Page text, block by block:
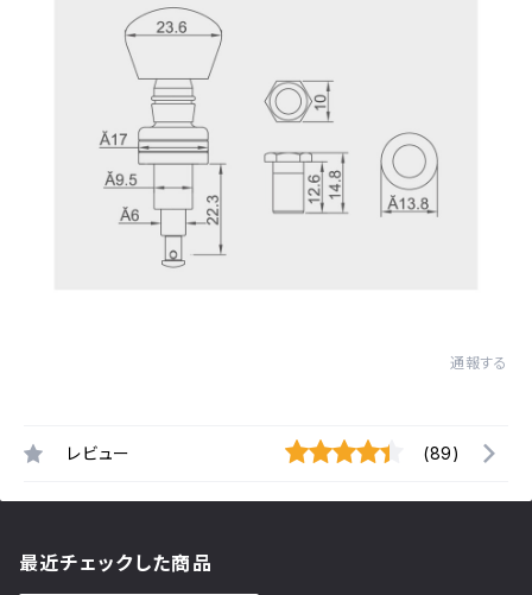
通報する
レビュー (89)
最近チェックした商品